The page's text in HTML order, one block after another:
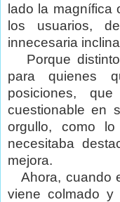
lado la magnífica
los usuarios,
innecesaria
Porque
para quienes
posiciones,
cuestionable en
orgullo, como
necesitaba
mejora.
Ahora, cuando
viene colmado